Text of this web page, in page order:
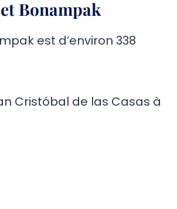
Bonampak
est d’environ 338
Cristóbal de las Casas à